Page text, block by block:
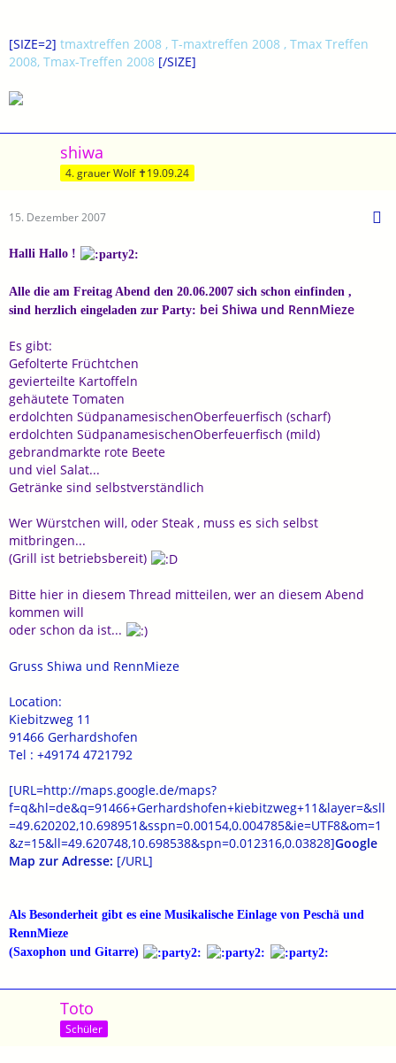
[SIZE=2] tmaxtreffen 2008 , T-maxtreffen 2008 , Tmax Treffen
2008, Tmax-Treffen 2008 [/SIZE]
shiwa
4. grauer Wolf ✝19.09.24
15. Dezember 2007
Halli Hallo !
Alle die am Freitag Abend den 20.06.2007 sich schon einfinden ,
sind herzlich eingeladen zur Party: bei Shiwa und RennMieze
Es gibt:
Gefolterte Früchtchen
gevierteilte Kartoffeln
gehäutete Tomaten
erdolchten SüdpanamesischenOberfeuerfisch (scharf)
erdolchten SüdpanamesischenOberfeuerfisch (mild)
gebrandmarkte rote Beete
und viel Salat...
Getränke sind selbstverständlich
Wer Würstchen will, oder Steak , muss es sich selbst
mitbringen...
(Grill ist betriebsbereit)
Bitte hier in diesem Thread mitteilen, wer an diesem Abend
kommen will
oder schon da ist...
Gruss Shiwa und RennMieze
Location:
Kiebitzweg 11
91466 Gerhardshofen
Tel : +49174 4721792
[URL=http://maps.google.de/maps?
f=q&hl=de&q=91466+Gerhardshofen+kiebitzweg+11&layer=&sll
=49.620202,10.698951&sspn=0.00154,0.004785&ie=UTF8&om=1
&z=15&ll=49.620748,10.698538&spn=0.012316,0.03828]Google
Map zur Adresse: [/URL]
Als Besonderheit gibt es eine Musikalische Einlage von Peschä und
RennMieze
(Saxophon und Gitarre)
Toto
Schüler